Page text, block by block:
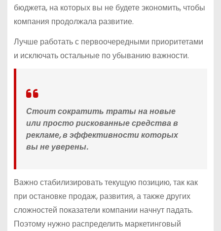
бюджета, на которых вы не будете экономить, чтобы
компания продолжала развитие.
Лучше работать с первоочередными приоритетами
и исключать остальные по убыванию важности.
Стоит сократить траты на новые
или просто рискованные средства в
рекламе, в эффективности которых
вы не уверены.
Важно стабилизировать текущую позицию, так как
при остановке продаж, развития, а также других
сложностей показатели компании начнут падать.
Поэтому нужно распределить маркетинговый